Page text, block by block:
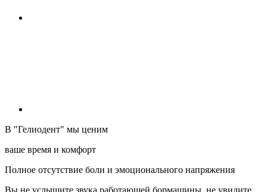
В "Гелиодент" мы ценим
ваше время и комфорт
Полное отсутствие боли и эмоционального напряжения
Вы не услышите звука работающей бормашины, не увидите